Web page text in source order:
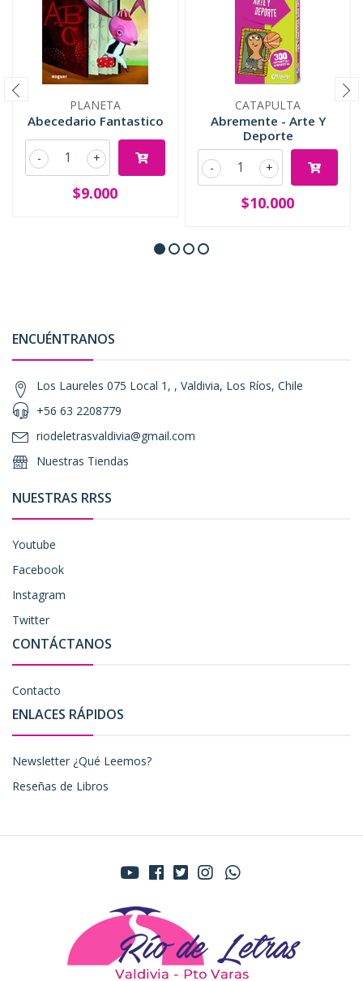
PLANETA
Abecedario Fantastico
+
-
$9.000
CATAPULTA
Abremente - Arte Y
Deporte
+
-
$10.000
ENCUÉNTRANOS
Los Laureles 075 Local 1, , Valdivia, Los Ríos, Chile
+56 63 2208779
riodeletrasvaldivia@gmail.com
Nuestras Tiendas
NUESTRAS RRSS
Youtube
Facebook
Instagram
Twitter
CONTÁCTANOS
Contacto
ENLACES RÁPIDOS
Newsletter ¿Qué Leemos?
Reseñas de Libros